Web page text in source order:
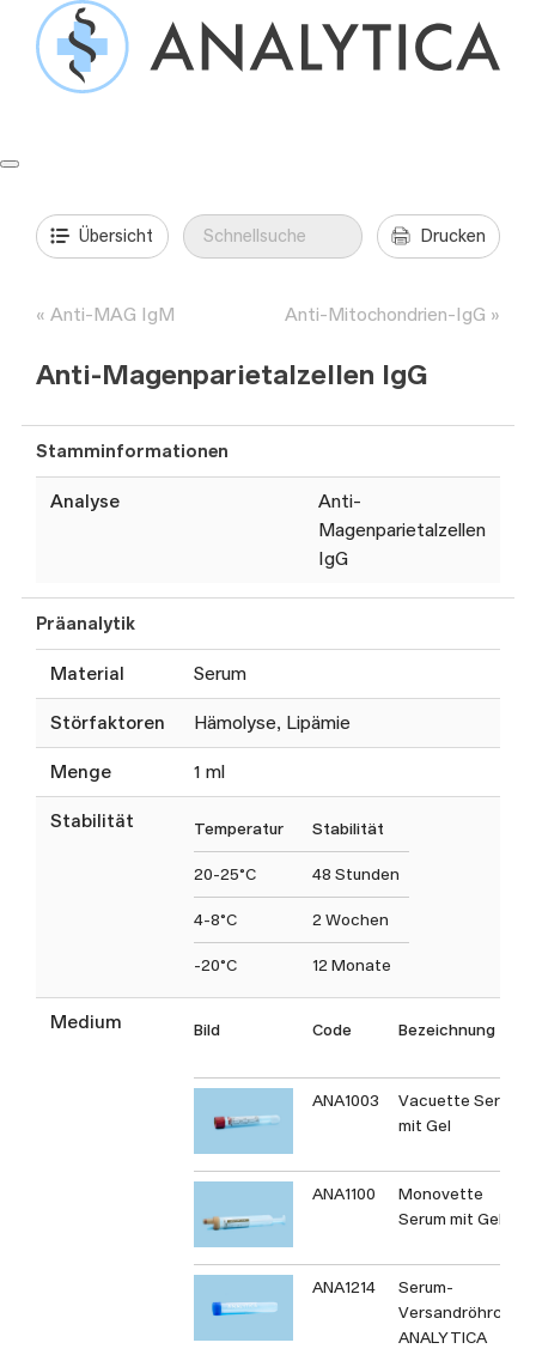
Springe
Inhalt
Übersicht Drucken
Anti-MAG IgM Anti-Mitochondrien-IgG
Anti-Magenparietalzellen IgG
Stamminformationen
Analyse
Anti-
Magenparietalzellen
IgG
Präanalytik
Material Serum
Störfaktoren Hämolyse, Lipämie
Menge 1 ml
Stabilität Temperatur Stabilität
20-25°C 48 Stunden
4-8°C 2 Wochen
-20°C 12 Monate
Medium Bild Code Bezeichnung
ANA1003
Vacuette Serum
mit Gel
ANA1100
Monovette
Serum mit Gel
ANA1214
Serum-
Versandröhrchen
ANALYTICA